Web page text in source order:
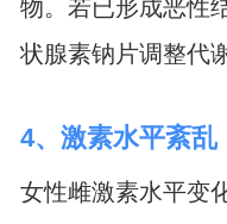
物。若已形成恶性
状腺素钠片调整代谢
4、激素水平紊乱
女性雌激素水平变